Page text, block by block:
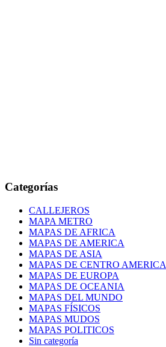
Categorías
CALLEJEROS
MAPA METRO
MAPAS DE AFRICA
MAPAS DE AMERICA
MAPAS DE ASIA
MAPAS DE CENTRO AMERICA
MAPAS DE EUROPA
MAPAS DE OCEANIA
MAPAS DEL MUNDO
MAPAS FÍSICOS
MAPAS MUDOS
MAPAS POLITICOS
Sin categoría